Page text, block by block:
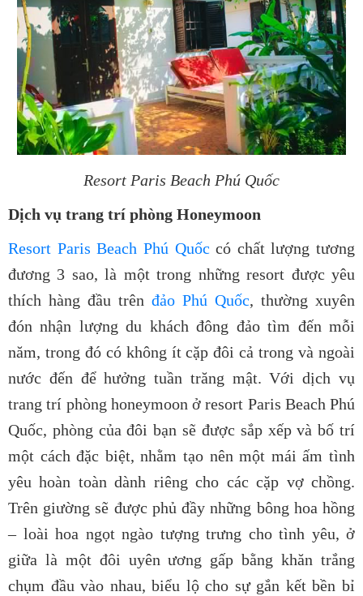
Resort Paris Beach Phú Quốc
Dịch vụ trang trí phòng Honeymoon
Resort Paris Beach Phú Quốc có chất lượng tương
đương 3 sao, là một trong những resort được yêu
thích hàng đầu trên đảo Phú Quốc, thường xuyên
đón nhận lượng du khách đông đảo tìm đến mỗi
năm, trong đó có không ít cặp đôi cả trong và ngoài
nước đến để hưởng tuần trăng mật. Với dịch vụ
trang trí phòng honeymoon ởresort Paris Beach Phú
Quốc, phòng của đôi bạn sẽ được sắp xếp và bố trí
một cách đặc biệt, nhằm tạo nên một mái ấm tình
yêu hoàn toàn dành riêng cho các cặp vợ chồng.
Trên giường sẽ được phủ đầy những bông hoa hồng
– loài hoa ngọt ngào tượng trưng cho tình yêu, ở
giữa là một đôi uyên ương gấp bằng khăn trắng
chụm đầu vào nhau, biểu lộ cho sự gắn kết bền bỉ